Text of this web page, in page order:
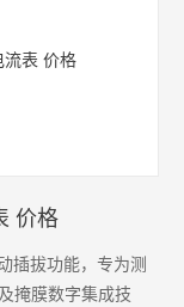
价格
插拔功能，专为测
掩膜数字集成技